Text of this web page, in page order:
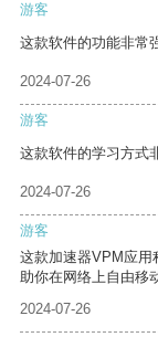
游客
这款软件的功能非常
2024-07-26
游客
这款软件的学习方式
2024-07-26
游客
这款加速器VPM应用
助你在网络上自由移
2024-07-26